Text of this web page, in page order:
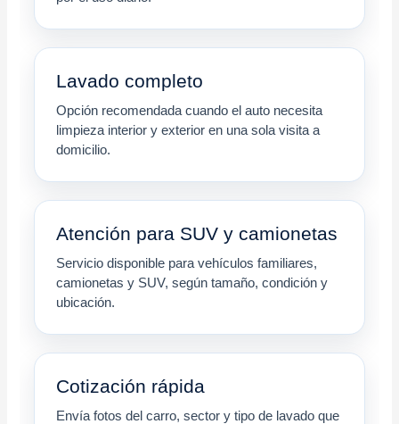
Lavado completo
Opción recomendada cuando el auto necesita
limpieza interior y exterior en una sola visita a
domicilio.
Atención para SUV y camionetas
Servicio disponible para vehículos familiares,
camionetas y SUV, según tamaño, condición y
ubicación.
Cotización rápida
Envía fotos del carro, sector y tipo de lavado que